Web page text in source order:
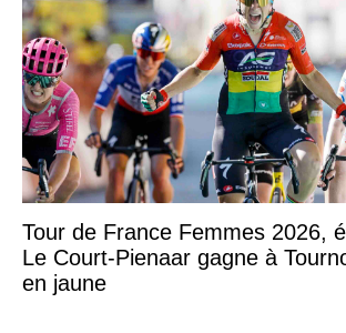
Tour de France Femmes 2026,
Le Court-Pienaar gagne à
en jaune